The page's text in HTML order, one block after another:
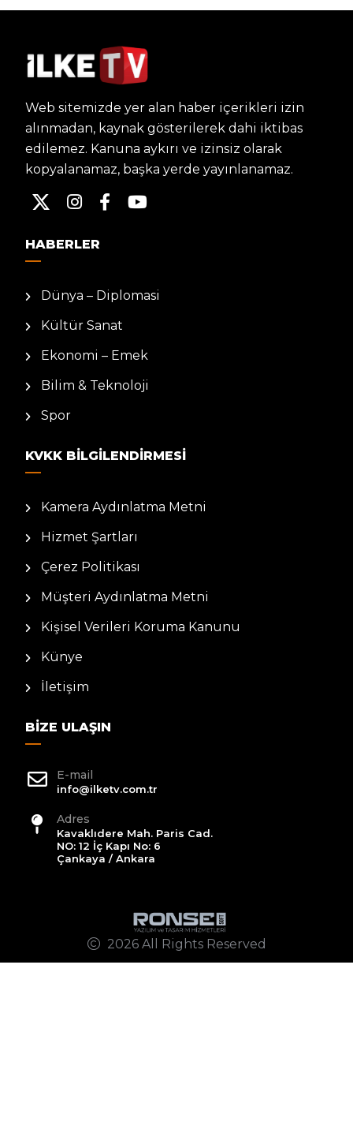
Web sitemizde yer alan haber içerikleri izin
alınmadan, kaynak gösterilerek dahi iktibas
edilemez. Kanuna aykırı ve izinsiz olarak
kopyalanamaz, başka yerde yayınlanamaz.
HABERLER
Dünya – Diplomasi
Kültür Sanat
Ekonomi – Emek
Bilim & Teknoloji
Spor
KVKK BILGILENDIRMESI
Kamera Aydınlatma Metni
Hizmet Şartları
Çerez Politikası
Müşteri Aydınlatma Metni
Kişisel Verileri Koruma Kanunu
Künye
İletişim
BIZE ULAŞIN
E-mail
info@ilketv.com.tr
Adres
Kavaklıdere Mah. Paris Cad.
NO: 12 İç Kapı No: 6
Çankaya / Ankara
2026 All Rights Reserved